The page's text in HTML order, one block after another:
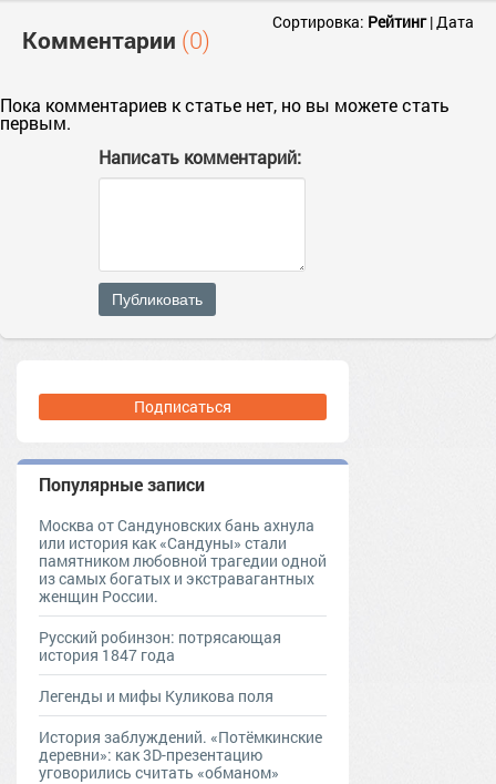
Комментарии (0)
Сортировка: Рейтинг|Дата
Пока комментариев к статье нет, но вы можете стать
первым.
Написать комментарий:
Публиковать
Подписаться
Популярные записи
Москва от Сандуновских бань ахнула
или история как «Сандуны» стали
памятником любовной трагедии одной
из самых богатых и экстравагантных
женщин России.
Русский робинзон: потрясающая
история 1847 года
Легенды и мифы Куликова поля
История заблуждений. «Потёмкинские
деревни»: как 3D-презентацию
уговорились считать «обманом»